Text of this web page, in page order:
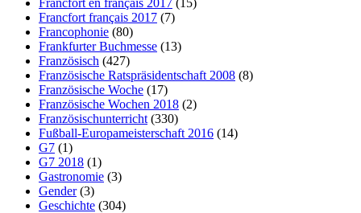
Francfort en français 2017 (15)
Francfort français 2017 (7)
Francophonie (80)
Frankfurter Buchmesse (13)
Französisch (427)
Französische Ratspräsidentschaft 2008 (8)
Französische Woche (17)
Französische Wochen 2018 (2)
Französischunterricht (330)
Fußball-Europameisterschaft 2016 (14)
G7 (1)
G7 2018 (1)
Gastronomie (3)
Gender(3)
Geschichte (304)